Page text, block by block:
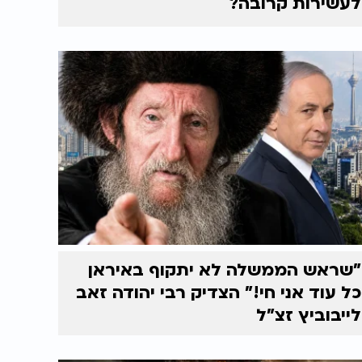
"שראש הממשלה לא יתקוף באיראן
כל עוד אני חי!" הצדיק רבי יהודה זאב
לייבוביץ זצ"ל